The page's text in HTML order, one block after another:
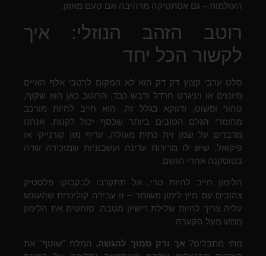
העולמות – גם אסתטיקה מרהיבה וגם טעם מאוזן.
רוטב הזהב הנוזלי: איך
לקשור הכל יחד
סלט ערבי קצוץ דק דק הוא לא המקום לרטבי אלף האיים
מיונזים או ויניגרט חרדל ודבש כבד. הרוטב כאן הוא שקוף,
טהור ופשוט, ודווקא בגלל זה, הוא חייב להיות מורכב
מחומרי הגלם הטובים ביותר שכסף יכול לקנות. אנחנו
מדברים על שמן זית כתית מעולה, עדיף מזן קורנייקי או
פיקואל, שיש לו מרירות עדינה ועשבוניות שמזכירה שדה
בטוסקנה אחרי הגשם.
הלימון חייב להיות טרי. אל תתקרבו לבקבוקי פלסטיק
צהובים עם מיץ לימון משומר – זו עבירה קולינרית שהעונש
עליה צריך להיות שלילת רישיון מטבח. סוחטים את הלימון
ממש מעל הקערה.
מתי מתבלים? אך ורק סמוך להגשה. המלח "שוטף" את